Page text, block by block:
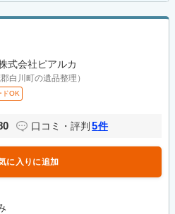
式会社ピアルカ
白川町の遺品整理）
ドOK
口コミ・評判 5件
に入りに追加